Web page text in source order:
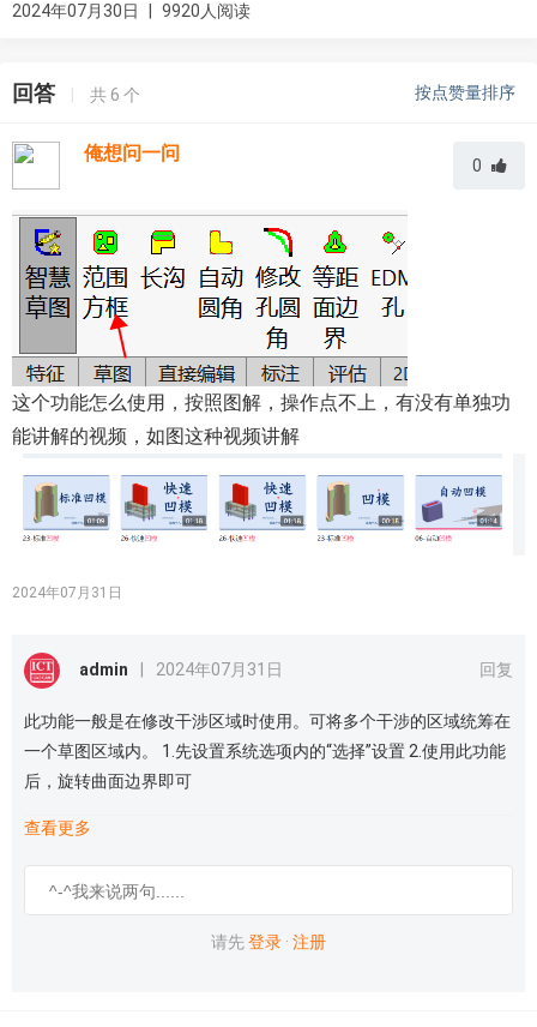
2024年07月30日 9920人阅读
回答 | 共 6 个 按点赞量排序
俺想问一问
0
这个功能怎么使用，按照图解，操作点不上，有没有单独功
能讲解的视频，如图这种视频讲解
2024年07月31日
admin 2024年07月31日 回复
此功能一般是在修改干涉区域时使用。可将多个干涉的区域统筹在
一个草图区域内。 1.先设置系统选项内的“选择”设置 2.使用此功能
后，旋转曲面边界即可
查看更多
请先登录 · 注册